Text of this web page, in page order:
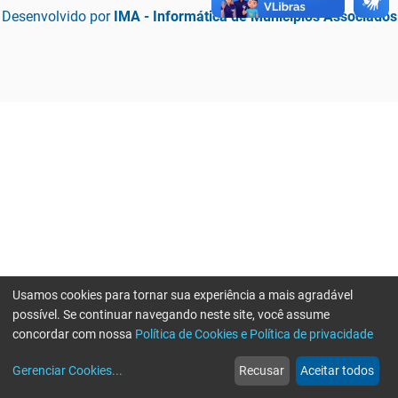
Desenvolvido por IMA - Informática de Municípios Associados
web
Notícias
more_horiz
Mais
Usamos cookies para tornar sua experiência a mais agradável
possível. Se continuar navegando neste site, você assume
concordar com nossa Política de Cookies e Política de privacidade
Gerenciar Cookies... Recusar Aceitar todos
Erro ao enviar informações, por favor tente novamente